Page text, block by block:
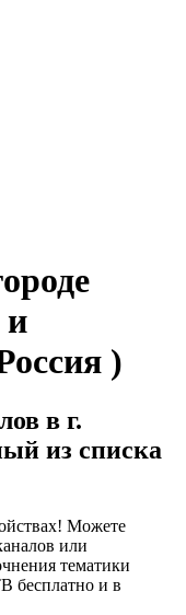
и
)
в г.
из списка
Можете
или
тематики
бесплатно и в